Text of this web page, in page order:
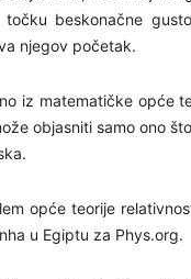
beskonačne
njegov početak.
iz matematičke opće
objasniti samo ono
opće teorije
u Egiptu za Phys.org.